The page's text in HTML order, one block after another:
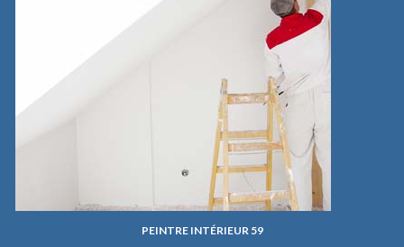
PEINTRE INTÉRIEUR 59